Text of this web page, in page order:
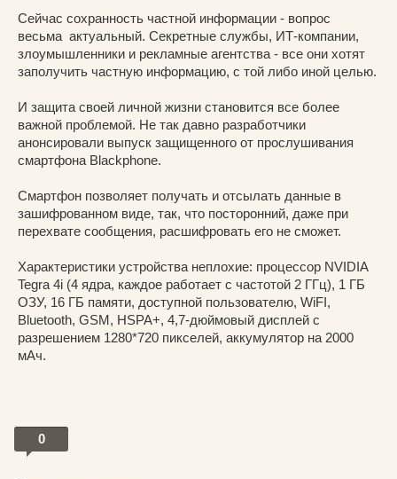
Сейчас сохранность частной информации - вопрос
весьма актуальный. Секретные службы, ИТ-компании,
злоумышленники и рекламные агентства - все они хотят
заполучить частную информацию, с той либо иной целью.
И защита своей личной жизни становится все более
важной проблемой. Не так давно разработчики
анонсировали выпуск защищенного от прослушивания
смартфона Blackphone.
Смартфон позволяет получать и отсылать данные в
зашифрованном виде, так, что посторонний, даже при
перехвате сообщения, расшифровать его не сможет.
Характеристики устройства неплохие: процессор NVIDIA
Tegra 4i (4 ядра, каждое работает с частотой 2 ГГц), 1 ГБ
ОЗУ, 16 ГБ памяти, доступной пользователю, WiFI,
Bluetooth, GSM, HSPA+, 4,7-дюймовый дисплей с
разрешением 1280*720 пикселей, аккумулятор на 2000
мАч.
0